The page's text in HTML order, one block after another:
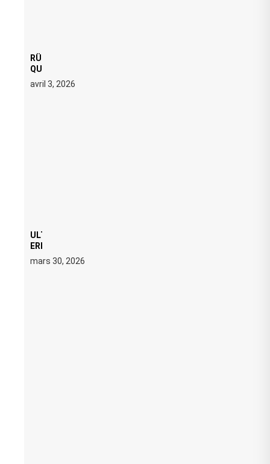
RÜFÜS DU SOL LANCE UNE RÉSIDENCE DJ SET DE
QUATRE DATES À PACHA IBIZA EN JUILLET 2026
avril 3, 2026
ULTRA 2026 : SWEDISH HOUSE MAFIA RETROUVE
ERIC PRYDZ DANS UN MOMENT CHARGÉ DE
SYMBOLE
mars 30, 2026